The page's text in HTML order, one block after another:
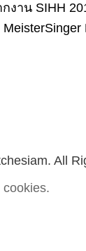
งาน SIHH
MeisterSinger
All